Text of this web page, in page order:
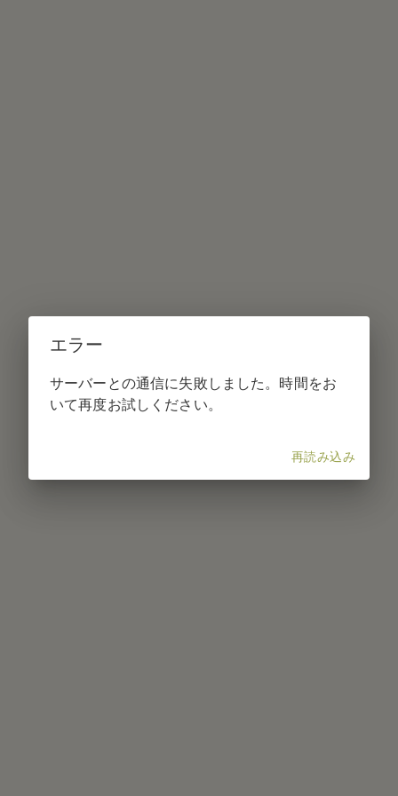
エラー
サーバーとの通信に失敗しました。時間をお
いて再度お試しください。
再読み込み